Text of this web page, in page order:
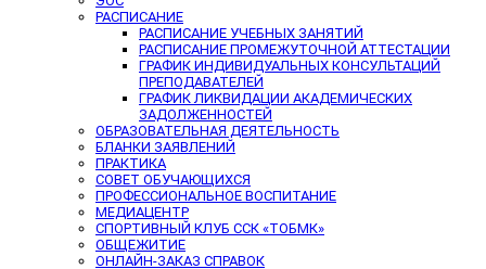
РАСПИСАНИЕ
РАСПИСАНИЕ УЧЕБНЫХ ЗАНЯТИЙ
РАСПИСАНИЕ ПРОМЕЖУТОЧНОЙ АТТЕСТАЦИИ
ГРАФИК ИНДИВИДУАЛЬНЫХ КОНСУЛЬТАЦИЙ
ПРЕПОДАВАТЕЛЕЙ
ГРАФИК ЛИКВИДАЦИИ АКАДЕМИЧЕСКИХ
ЗАДОЛЖЕННОСТЕЙ
ОБРАЗОВАТЕЛЬНАЯ ДЕЯТЕЛЬНОСТЬ
БЛАНКИ ЗАЯВЛЕНИЙ
ПРАКТИКА
СОВЕТ ОБУЧАЮЩИХСЯ
ПРОФЕССИОНАЛЬНОЕ ВОСПИТАНИЕ
МЕДИАЦЕНТР
СПОРТИВНЫЙ КЛУБ ССК «ТОБМК»
ОБЩЕЖИТИЕ
ОНЛАЙН-ЗАКАЗ СПРАВОК